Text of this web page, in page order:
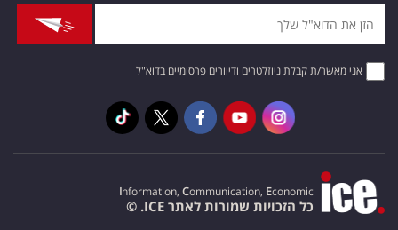
אני מאשר/ת קבלת ניוזלטרים ודיוורים פרסומיים בדוא"ל
Information, Communication, Economic
כל הזכויות שמורות לאתר ICE. ©